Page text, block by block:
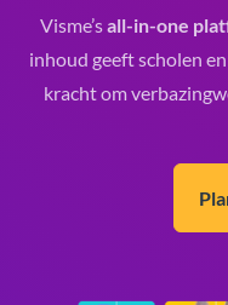
Visme’sall-in-one
inhoud geeft scholen
kracht om